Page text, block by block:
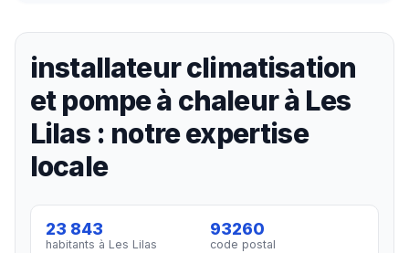
installateur climatisation
et pompe à chaleur à Les
Lilas : notre expertise
locale
23 843
habitants à Les Lilas
93260
code postal